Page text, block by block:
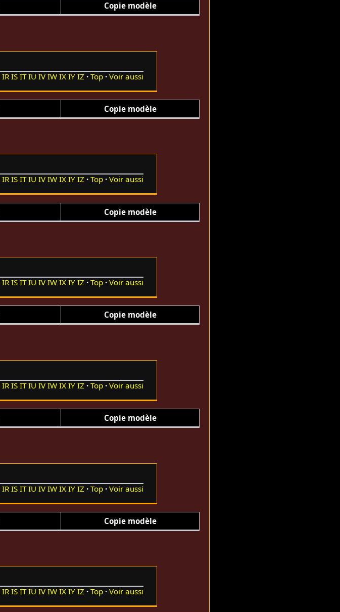
Copie modèle
IR IS IT IU IV IW IX IY IZ Top Voir aussi
Copie modèle
IR IS IT IU IV IW IX IY IZ Top Voir aussi
Copie modèle
IR IS IT IU IV IW IX IY IZ Top Voir aussi
Copie modèle
IR IS IT IU IV IW IX IY IZ Top Voir aussi
Copie modèle
IR IS IT IU IV IW IX IY IZ Top Voir aussi
Copie modèle
IR IS IT IU IV IW IX IY IZ Top Voir aussi